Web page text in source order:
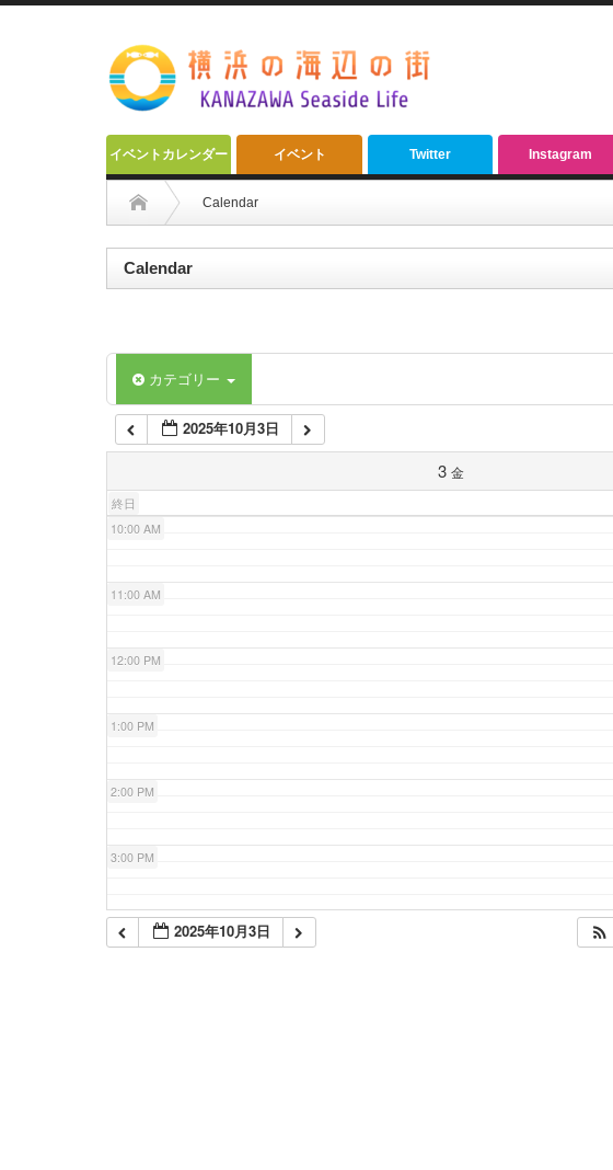
イベントカレンダー イベント Twitter Instagram
Calendar
Calendar
カテゴリー
2025年10月3日
3 金
終日
3:00 AM
4:00 AM
5:00 AM
6:00 AM
10:00 AM
11:00 AM
12:00 PM
1:00 PM
2:00 PM
3:00 PM
4:00 PM 2025年10月3日